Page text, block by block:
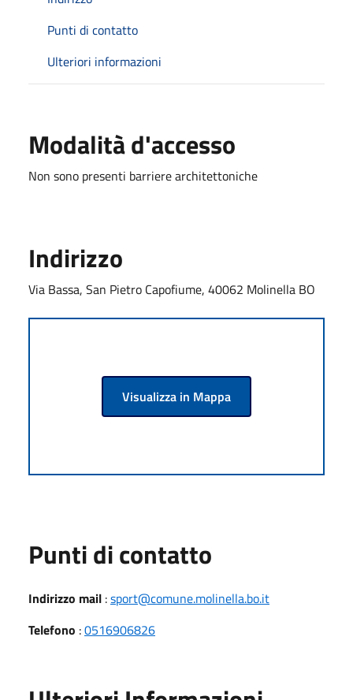
Punti di contatto
Ulteriori informazioni
Modalità d'accesso
Non sono presenti barriere architettoniche
Indirizzo
Via Bassa, San Pietro Capofiume, 40062 Molinella BO
Visualizza in Mappa
Punti di contatto
Indirizzo mail :sport@comune.molinella.bo.it
Telefono :0516906826